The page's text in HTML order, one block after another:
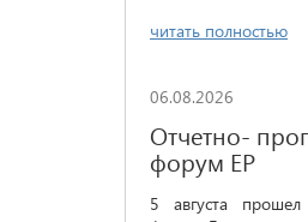
читать полностью
06.08.2026
Отчетно-
форум ЕР
5 августа прошел